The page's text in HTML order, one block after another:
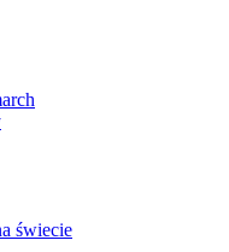
świecie